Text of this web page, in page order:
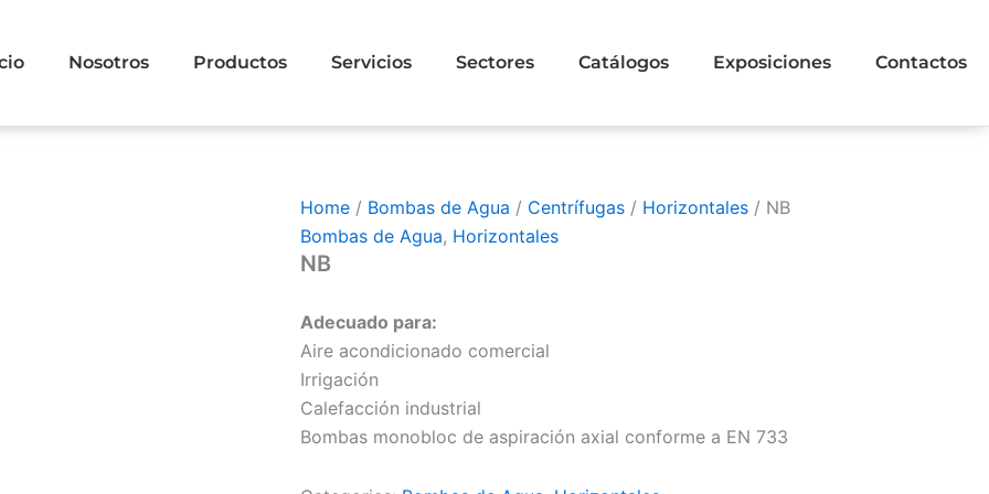
Nosotros Productos Servicios Sectores Catálogos Exposiciones Contactos
Home / Bombas de Agua / Centrífugas / Horizontales / NB
Bombas de Agua, Horizontales
NB
Adecuado para:
Aire acondicionado comercial
Irrigación
Calefacción industrial
Bombas monobloc de aspiración axial conforme a EN 733